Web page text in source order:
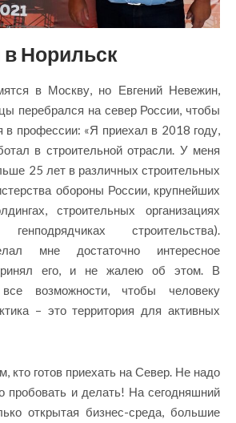
Норильск
в Москву, но Евгений Невежин,
перебрался на север России, чтобы
в профессии: «Я приехал в 2018 году,
в строительной отрасли. У меня
25 лет в различных строительных
обороны России, крупнейших
строительных организациях
строительства).
мне достаточно интересное
его, и не жалею об этом. В
возможности, чтобы человеку
– это территория для активных
кто готов приехать на Север. Не надо
пробовать и делать! На сегодняшний
открытая бизнес-среда, большие